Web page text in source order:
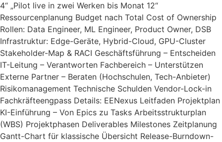
4“ „Pilot live in zwei Werken bis Monat 12“
Ressourcenplanung Budget nach Total Cost of Ownership
Rollen: Data Engineer, ML Engineer, Product Owner, DSB
Infrastruktur: Edge-Geräte, Hybrid-Cloud, GPU-Cluster
Stakeholder-Map & RACI Geschäftsführung – Entscheiden
IT-Leitung – Verantworten Fachbereich – Unterstützen
Externe Partner – Beraten (Hochschulen, Tech-Anbieter)
Risikomanagement Technische Schulden Vendor-Lock-in
Fachkräfteengpass Details: EENexus Leitfaden Projektplan
KI-Einführung – Von Epics zu Tasks Arbeitsstrukturplan
(WBS) Projektphasen Deliverables Milestones Zeitplanung
Gantt-Chart für klassische Übersicht Release-Burndown-